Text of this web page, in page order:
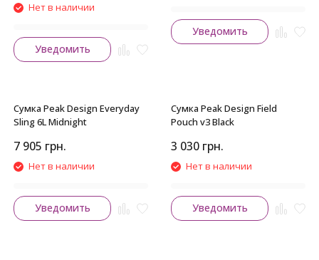
Нет в наличии
Уведомить
Уведомить
Сумка Peak Design Everyday
Sling 6L Midnight
7 905 грн.
Нет в наличии
Уведомить
Сумка Peak Design Field
Pouch v3 Black
3 030 грн.
Нет в наличии
Уведомить